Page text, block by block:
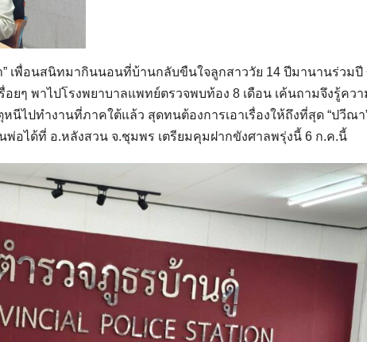
” เพื่อนสนิทมากินนอนที่บ้านกลับขืนใจลูกสาววัย 14 ปีมานานร่วม
อยๆ พาไปโรงพยาบาลแพทย์ตรวจพบท้อง 8 เดือน เค้นถามจึงรู้คว
นีไปทำงานที่ภาคใต้แล้ว สุดทนต้องการเอาเรื่องให้ถึงที่สุด “ปวีณ
พ่อได้ที่ อ.หลังสวน จ.ชุมพร เตรียมคุมฝากขังศาลพรุ่งนี้ 6 ก.ค.นี้